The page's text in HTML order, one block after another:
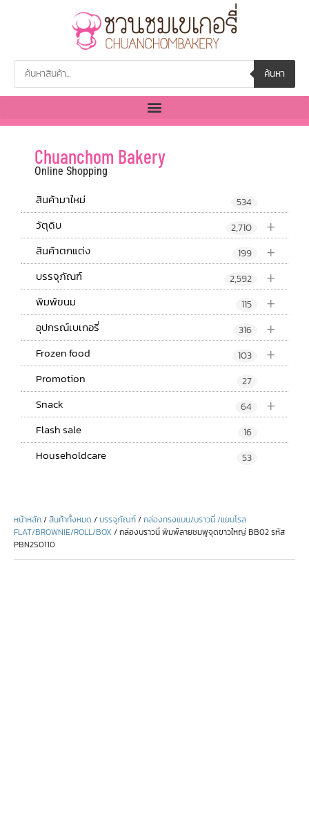
ค้นหา
Chuanchom Bakery
Online Shopping
สินค้ามาใหม่ 534
+
วัตุดิบ 2,710
+
สินค้าตกแต่ง 199
+
บรรจุภัณฑ์ 2,592
+
พิมพ์ขนม 115
+
อุปกรณ์เบเกอรี่ 316
+
Frozen food 103
Promotion 27
+
Snack 64
Flash sale 16
Householdcare 53
หน้าหลัก/สินค้าทั้งหมด /บรรจุภัณฑ์/กล่องทรงแบน/บราวนี่ /แยมโรล
FLAT/BROWNIE/ROLL/BOX / กล่องบราวนี่ พิมพ์ลายชมพูจุดขาวใหญ่ BB02 รหัส
PBN2S0110